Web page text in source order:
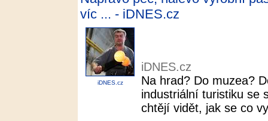
víc ... - iDNES.cz
iDNES.cz
iDNES.cz
Na hrad? Do muzea?
industriální turistiku se
chtějí vidět, jak se co